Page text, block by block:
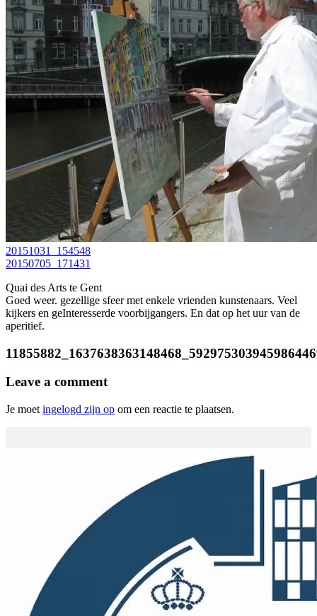
20151031_154548
20150705_171431
Quai des Arts te Gent
Goed weer. gezellige sfeer met enkele vrienden kunstenaars. Veel
kijkers en geInteresserde voorbijgangers. En dat op het uur van de
aperitief.
Leave a comment
Je moet ingelogd zijn op om een reactie te plaatsen.